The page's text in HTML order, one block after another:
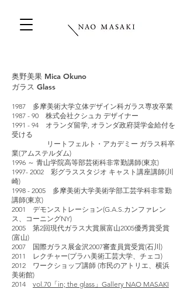
奥野美果 Mica Okuno
ガラス Glass
1987 多摩美術大学立体デザイン科ガラス専攻卒業
1987 - 90 株式会社クシュカ デザイナー
1991 - 94 オランダ留学, オランダ政府奨学金給付を
受ける
リートフェルト・アカデミー ガラス科卒
業(アムステルダム)
1996 ～ 青山学院高等部芸術科非常勤講師(東京)
1997- 2002 彩グラススタジオ キャスト講座講師(川
崎)
1998 - 2005 多摩美術大学美術学部工芸学科非常勤
講師(東京)
2001 デモンストレーション(G.A.S.カンファレン
ス、コーニングNY)
2005 第2回現代ガラス大賞展富山2005優秀賞受賞
(富山)
2007 国際ガラス展金沢2007審査員賞受賞(石川)
2011 レクチャー(プラハ美術工芸大学、チェコ)
2012 ワークショップ講師 (市民のアトリエ、横浜
美術館)
2014 vol.70「in; the glass」Gallery NAO MASAKI